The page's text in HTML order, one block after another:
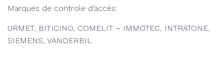
Marques de controle d’accès:
URMET, BITICINO, COMELIT – IMMOTEC, INTRATONE,
SIEMENS, VANDERBIL